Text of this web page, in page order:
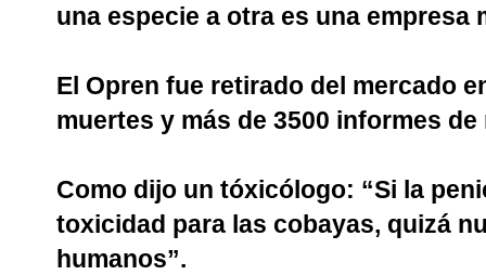
una especie a otra es una empresa
El Opren fue retirado del mercado
muertes y más de 3500 informes
Como dijo un tóxicólogo: “Si la
toxicidad para las cobayas, quizá
humanos”.